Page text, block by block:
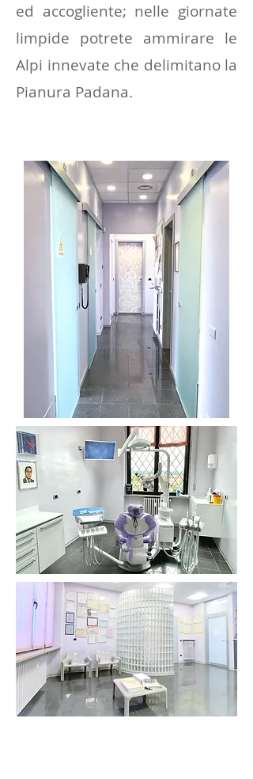
ed accogliente; nelle giornate
limpide potrete ammirare le
Alpi innevate che delimitano la
Pianura Padana.